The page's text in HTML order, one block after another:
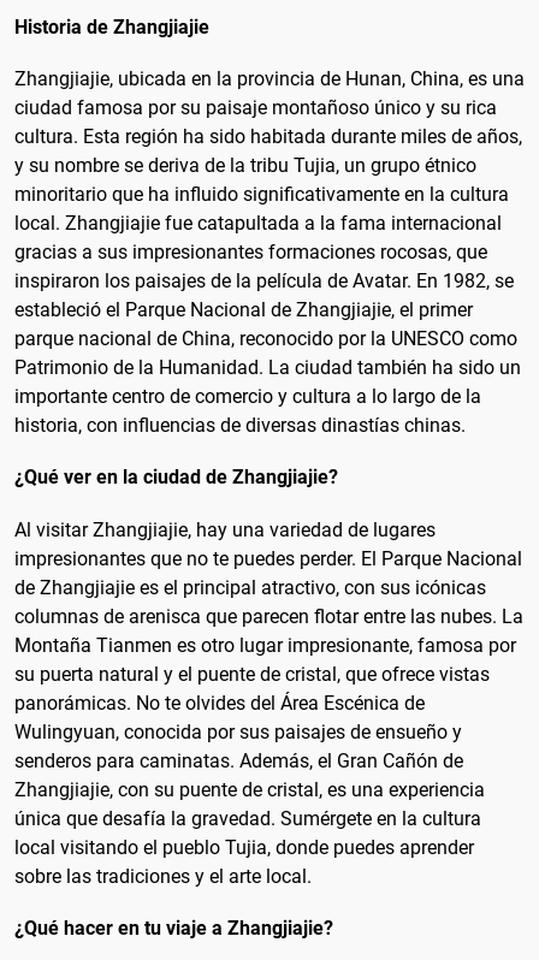
Historia de Zhangjiajie
Zhangjiajie, ubicada en la provincia de Hunan, China, es una
ciudad famosa por su paisaje montañoso único y su rica
cultura. Esta región ha sido habitada durante miles de años,
y su nombre se deriva de la tribu Tujia, un grupo étnico
minoritario que ha influido significativamente en la cultura
local. Zhangjiajie fue catapultada a la fama internacional
gracias a sus impresionantes formaciones rocosas, que
inspiraron los paisajes de la película de Avatar. En 1982, se
estableció el Parque Nacional de Zhangjiajie, el primer
parque nacional de China, reconocido por la UNESCO como
Patrimonio de la Humanidad. La ciudad también ha sido un
importante centro de comercio y cultura a lo largo de la
historia, con influencias de diversas dinastías chinas.
¿Qué ver en la ciudad de Zhangjiajie?
Al visitar Zhangjiajie, hay una variedad de lugares
impresionantes que no te puedes perder. El Parque Nacional
de Zhangjiajie es el principal atractivo, con sus icónicas
columnas de arenisca que parecen flotar entre las nubes. La
Montaña Tianmen es otro lugar impresionante, famosa por
su puerta natural y el puente de cristal, que ofrece vistas
panorámicas. No te olvides del Área Escénica de
Wulingyuan, conocida por sus paisajes de ensueño y
senderos para caminatas. Además, el Gran Cañón de
Zhangjiajie, con su puente de cristal, es una experiencia
única que desafía la gravedad. Sumérgete en la cultura
local visitando el pueblo Tujia, donde puedes aprender
sobre las tradiciones y el arte local.
¿Qué hacer en tu viaje a Zhangjiajie?